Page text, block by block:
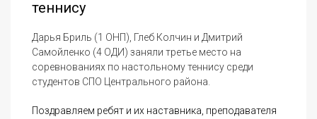
теннису
Дарья Бриль (1 ОНП), Глеб Колчин и Дмитрий
Самойленко (4 ОДИ) заняли третье место на
соревнованиях по настольному теннису среди
студентов СПО Центрального района.
Поздравляем ребят и их наставника, преподавателя